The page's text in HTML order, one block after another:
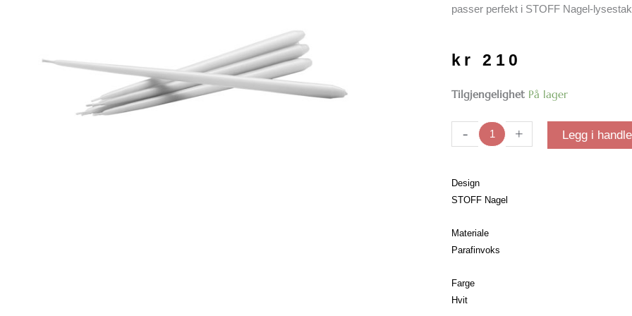
passer perfekt i STOFF Nagel-
kr 210
Tilgjengelighet På lager
-
STOFF
| Hvit
+ Legg i
Design
STOFF Nagel
Materiale
Parafinvoks
Farge
Hvit